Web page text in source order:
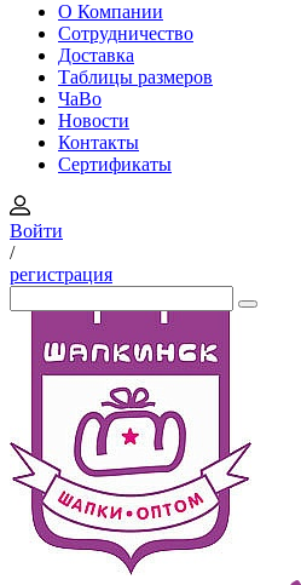
О Компании
Сотрудничество
Доставка
Таблицы размеров
ЧаВо
Новости
Контакты
Сертификаты
Войти
/
регистрация